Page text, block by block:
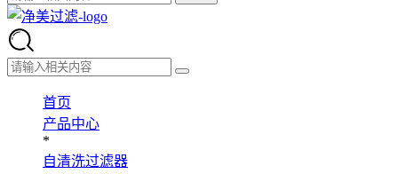
首页
产品中心
*
自清洗过滤器